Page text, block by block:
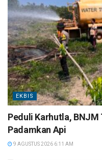
EKBIS
Peduli Karhutla, BNJM
Padamkan Api
9 AGUSTUS 2026 6:11 AM